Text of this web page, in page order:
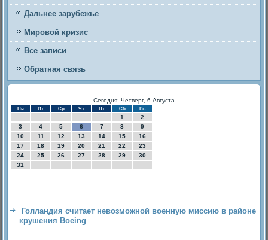
Дальнее зарубежье
Мировой кризис
Все записи
Обратная связь
Сегодня: Четверг, 6 Августа
Пн Вт Ср Чт Пт Сб Вс
1
2
3
4 5 6 7 8
9
10
11 12 13 14 15
16
17
18 19 20 21 22
23
24
25 26 27 28 29
30
31
Голландия считает невозможной военную миссию в районе
крушения Boeing